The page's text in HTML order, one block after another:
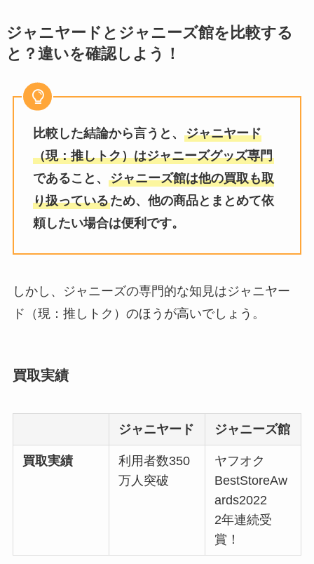
チケジャムで入れなかった？ジャ
ニーズチケットが入場できない理
由や購入する時の注意点も解説
Snow Manやなにわ男子はいる？
入所日や誕生日は？
KinKi Kidsの凄さ！別格？嵐との
違いは？堂本剛は天才？キンキキ
ジャニヤードの口コミは知恵袋で
は？査定結果やキャンセル・返却
買取価格をブックオフ・ゲオなど
調査
ジャニヤードは振り込まれないこ
とがある？安全性や口コミ・査定
結果・振込いつかなど調査
ジャニヤードとジャニーズ館を比較する
と？違いを確認しよう！
比較した結論から言うと、 ジャニヤード
（現：推しトク）はジャニーズグッズ専門
であること、 ジャニーズ館は他の買取も取
り扱っているため、他の商品とまとめて依
頼したい場合は便利です。
しかし、ジャニーズの専門的な知見はジャニヤー
ド（現：推しトク）のほうが高いでしょう。
買取実績
ジャニヤード ジャニーズ館
買取実績
利用者数350
万人突破
ヤフオク
BestStoreAw
ards2022
2年連続受
賞！